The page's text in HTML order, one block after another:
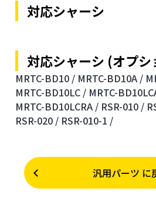
対応シャーシ
対応シャーシ (オプシ
MRTC-BD10 / MRTC-BD10A /
MRTC-BD10LC / MRTC-
MRTC-BD10LCRA / RSR-010 /
RSR-020 / RSR-010-1 /
汎用パーツ に